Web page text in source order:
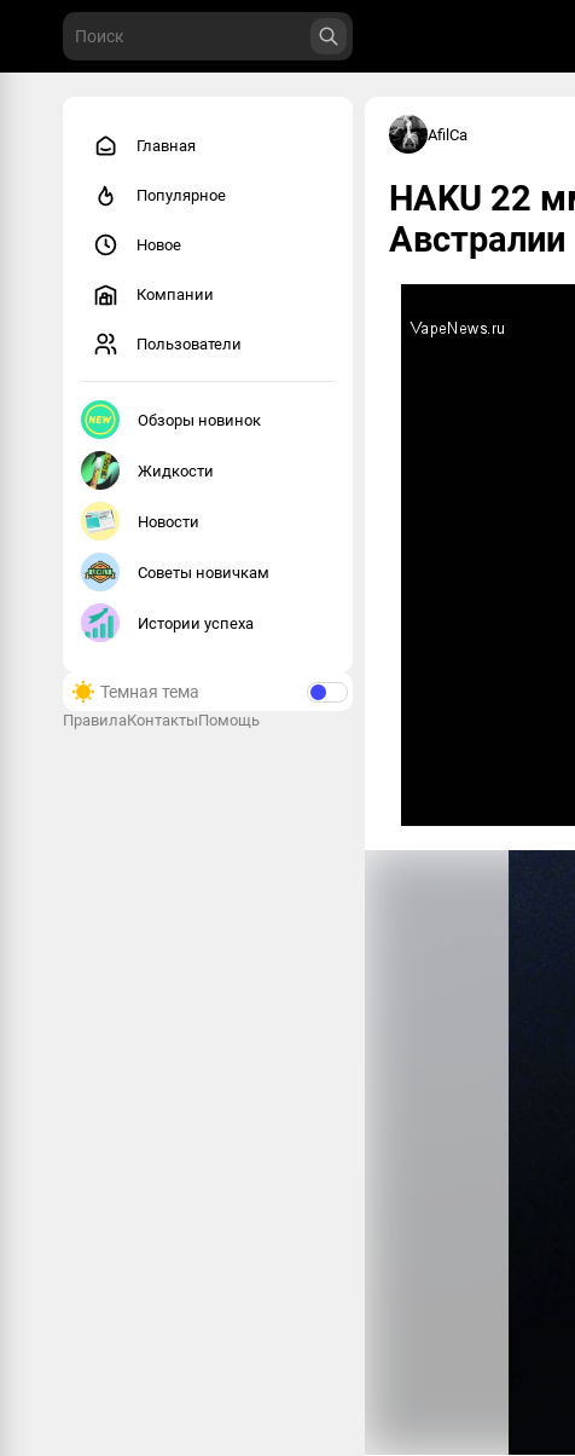
Главная
Популярное
Новое
Компании
Пользователи
Обзоры новинок
Жидкости
Новости
Советы новичкам
Истории успеха
Темная тема
ПравилаКонтактыПомощь
AfilCa
HAKU 22
Австралии